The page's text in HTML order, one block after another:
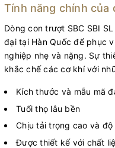
Tính năng chính của
Dòng con trượt SBC SBI
đại tại Hàn Quốc để phục
nghiệp nhẹ và nặng. Sự
khắc chế các cơ khí với
Kích thước và mẫu mã
Tuổi thọ lâu bền
Chịu tải trọng cao và
Được thiết kế với chất